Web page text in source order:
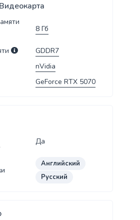
8 Гб
GDDR7
nVidia
GeForce RTX 5070
Да
Английский
Русский